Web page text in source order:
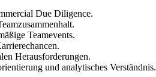
Due Diligence.
Teamevents.
Herausforderungen.
und analytisches Verständnis.